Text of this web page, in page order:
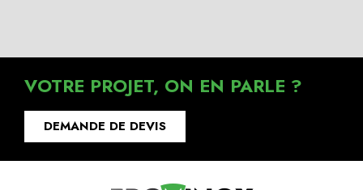
VOTRE PROJET, ON EN PARLE ?
DEMANDE DE DEVIS